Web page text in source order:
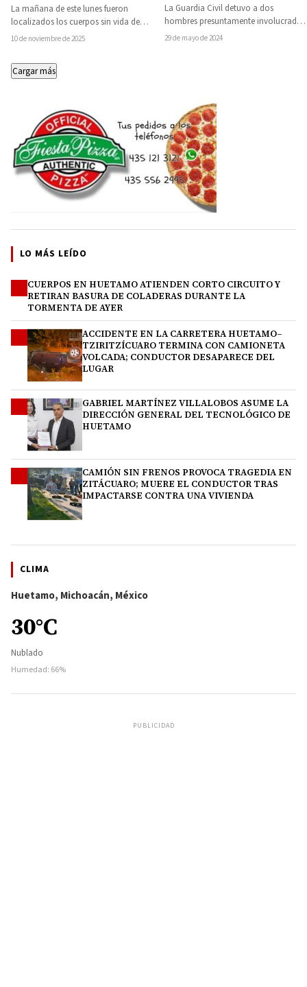
La mañana de este lunes fueron
localizados los cuerpos sin vida de
dos hombres sobre la carretera
10 de noviembre de 2025
La Guardia Civil detuvo a dos
hombres presuntamente involucrados
en el robo con violencia de una
29 de mayo de 2024
Cargar más
LO MÁS LEÍDO
CUERPOS EN HUETAMO ATIENDEN CORTO CIRCUITO Y
RETIRAN BASURA DE COLADERAS DURANTE LA
TORMENTA DE AYER
ACCIDENTE EN LA CARRETERA HUETAMO–
TZIRITZÍCUARO TERMINA CON CAMIONETA
VOLCADA; CONDUCTOR DESAPARECE DEL
LUGAR
GABRIEL MARTÍNEZ VILLALOBOS ASUME LA
DIRECCIÓN GENERAL DEL TECNOLÓGICO DE
HUETAMO
CAMIÓN SIN FRENOS PROVOCA TRAGEDIA EN
ZITÁCUARO; MUERE EL CONDUCTOR TRAS
IMPACTARSE CONTRA UNA VIVIENDA
CLIMA
Huetamo, Michoacán, México
30°C
Nublado
Humedad: 66%
PUBLICIDAD